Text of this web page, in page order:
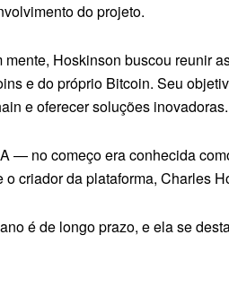
do projeto.
Hoskinson buscou reunir
e do próprio Bitcoin. Seu
e oferecer soluções inovadoras.
— no começo era conhecida
o criador da plataforma, Charles
é de longo prazo, e ela se